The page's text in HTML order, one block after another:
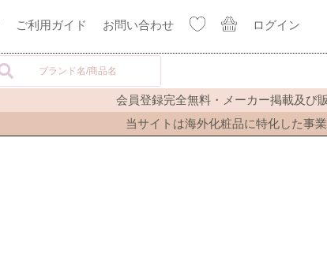
ご利用ガイド お問い合わせ ログイン
会員登録完全無料・メーカー掲載及び
当サイトは海外化粧品に特化した事業